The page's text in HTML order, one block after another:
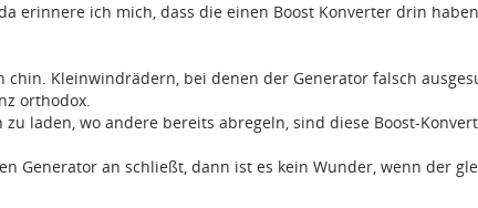
erinnere ich mich, dass die einen Boost Konverter drin
Kleinwindrädern, bei denen der Generator falsch
orthodox.
laden, wo andere bereits abregeln, sind diese Boost-
Generator an schließt, dann ist es kein Wunder, wenn der